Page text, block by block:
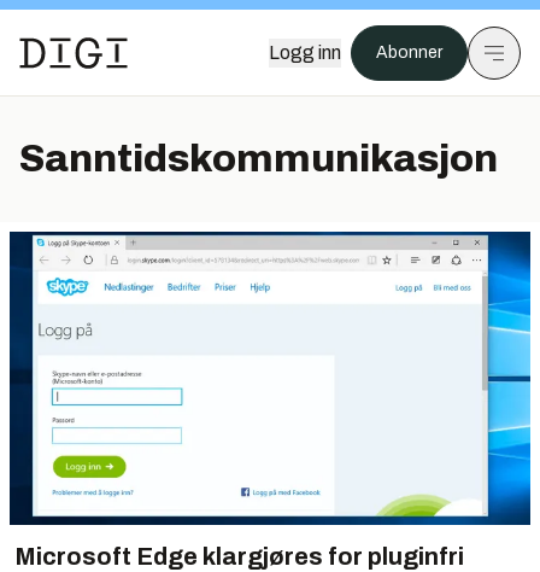
Logg inn Abonner
Sanntidskommunikasjon
Microsoft Edge klargjøres for pluginfri